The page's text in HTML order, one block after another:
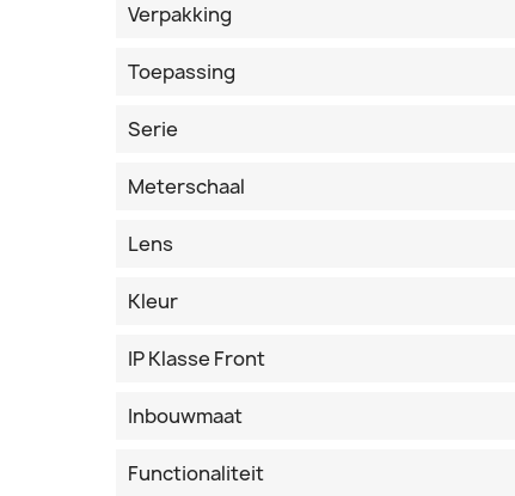
Verpakking
Toepassing
Serie
Meterschaal
Lens
Kleur
IP Klasse Front
Inbouwmaat
Functionaliteit